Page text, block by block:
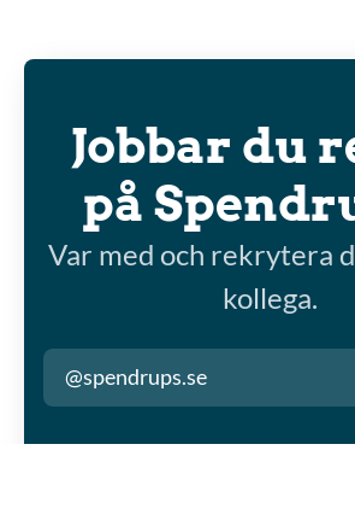
Jobbar du
på
Var med och rekrytera
kollega.
@spendrups.se